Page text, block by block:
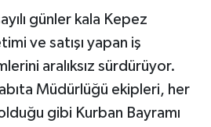
günler kala Kepez
ve satışı yapan iş
aralıksız sürdürüyor.
Müdürlüğü ekipleri, her
gibi Kurban Bayramı